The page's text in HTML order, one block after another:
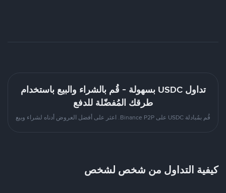
تداول USDC بسهولة - قُم بالشراء والبيع باستخدام
طرقك المُفضّلة للدفع
قُم بمُبادلة USDC على Binance P2P. اعثر على أفضل العروض أدناه لشراء وبيع
كيفية التداول من شخص لشخص